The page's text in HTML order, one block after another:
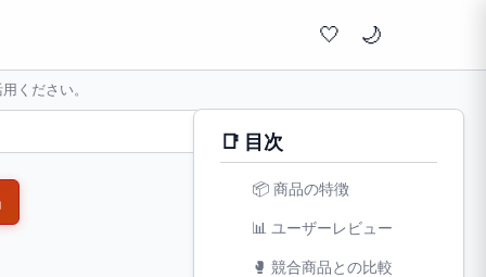
🤍
ください。
📑 目次
📦 商品の特徴
📊 ユーザーレビュー
🥊 競合商品との比較